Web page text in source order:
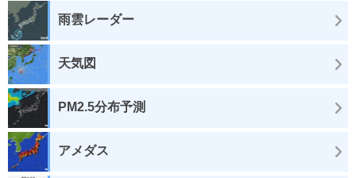
雨雲レーダー
天気図
PM2.5分布予測
アメダス